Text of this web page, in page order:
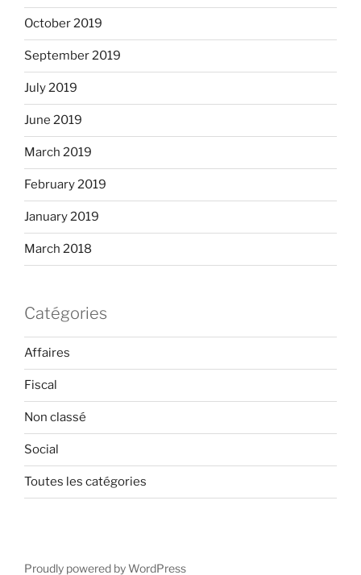
October 2019
September 2019
July 2019
June 2019
March 2019
February 2019
January 2019
March 2018
Catégories
Affaires
Fiscal
Non classé
Social
Toutes les catégories
Proudly powered by WordPress